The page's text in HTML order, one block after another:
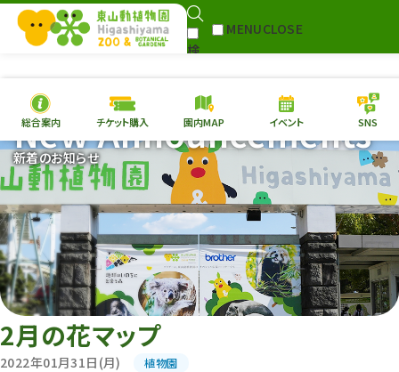
検
MENUCLOSE
本日の開園情報 チケッ
園内MAP イベント
総合案内
動物園 植物園 フ
再生プラン
東山動植物園
への支援
環境教育
総合案内 チケット購入 園内MAP イベント SNS
新着のお知らせ
New Announcements
2月の花マップ
2022年01月31日(月) 植物園